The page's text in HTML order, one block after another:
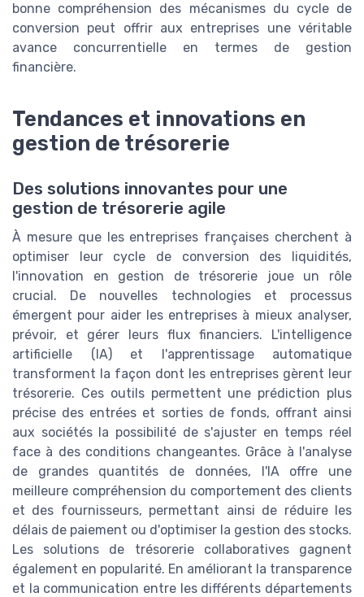
bonne compréhension des mécanismes du cycle de
conversion peut offrir aux entreprises une véritable
avance concurrentielle en termes de gestion
financière.
Tendances et innovations en
gestion de trésorerie
Des solutions innovantes pour une
gestion de trésorerie agile
À mesure que les entreprises françaises cherchent à
optimiser leur cycle de conversion des liquidités,
l'innovation en gestion de trésorerie joue un rôle
crucial. De nouvelles technologies et processus
émergent pour aider les entreprises à mieux analyser,
prévoir, et gérer leurs flux financiers. L'intelligence
artificielle (IA) et l'apprentissage automatique
transforment la façon dont les entreprises gèrent leur
trésorerie. Ces outils permettent une prédiction plus
précise des entrées et sorties de fonds, offrant ainsi
aux sociétés la possibilité de s'ajuster en temps réel
face à des conditions changeantes. Grâce à l'analyse
de grandes quantités de données, l'IA offre une
meilleure compréhension du comportement des clients
et des fournisseurs, permettant ainsi de réduire les
délais de paiement ou d'optimiser la gestion des stocks.
Les solutions de trésorerie collaboratives gagnent
également en popularité. En améliorant la transparence
et la communication entre les différents départements